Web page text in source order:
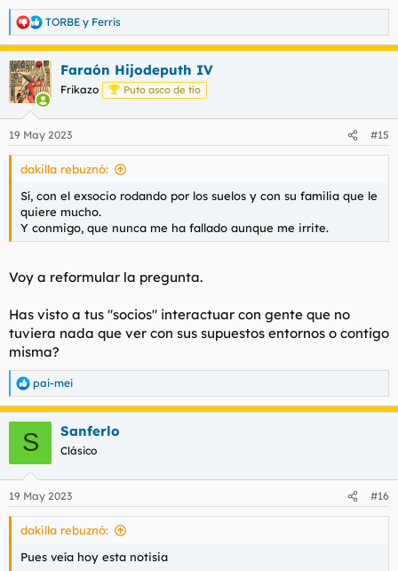
R
e
a
c
c
i
e
s
TORBE y Ferris
Faraón Hijodeputh IV
Frikazo Puto asco de tío
19 May 2023 #15
dakilla rebuznó:
Sí, con el exsocio rodando por los suelos y con su familia que le
quiere mucho.
Y conmigo, que nunca me ha fallado aunque me irrite.
Voy a reformular la pregunta.
Has visto a tus "socios" interactuar con gente que no
tuviera nada que ver con sus supuestos entornos o contigo
misma?
R
e
a
e
s
pai-mei
S Sanferlo
Clásico
19 May 2023 #16
dakilla rebuznó:
Pues veía hoy esta notisia